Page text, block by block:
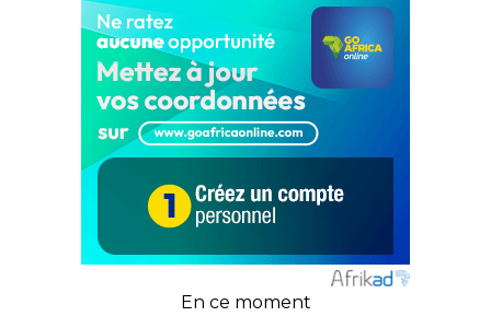
En ce moment